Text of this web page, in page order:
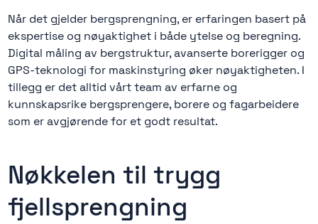
Når det gjelder bergsprengning, er erfaringen basert på
ekspertise og nøyaktighet i både ytelse og beregning.
Digital måling av bergstruktur, avanserte borerigger og
GPS-teknologi for maskinstyring øker nøyaktigheten. I
tillegg er det alltid vårt team av erfarne og
kunnskapsrike bergsprengere, borere og fagarbeidere
som er avgjørende for et godt resultat.
Nøkkelen til trygg
fjellsprengning